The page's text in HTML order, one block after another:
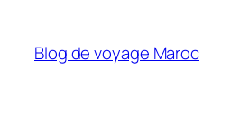
contenu
Blog de voyage Maroc